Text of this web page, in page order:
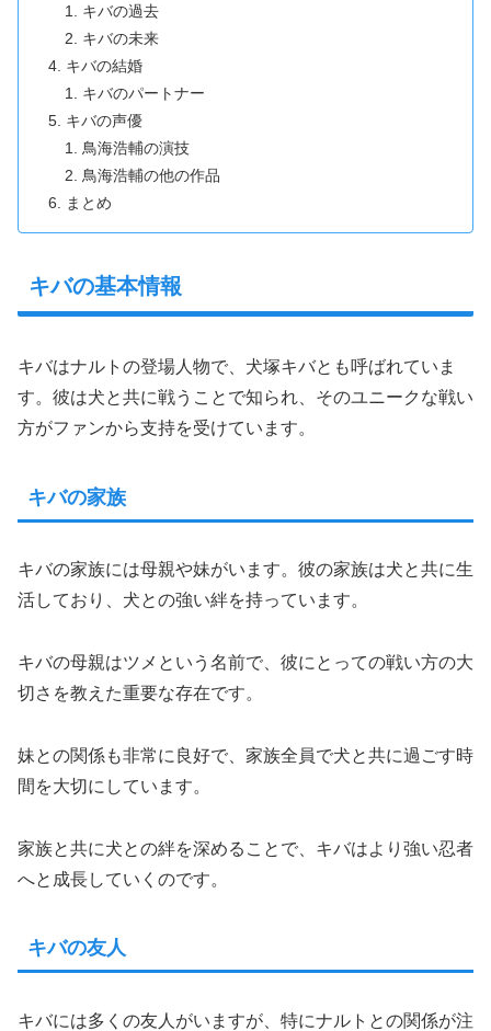
キバの過去
キバの未来
キバの結婚
キバのパートナー
キバの声優
鳥海浩輔の演技
鳥海浩輔の他の作品
まとめ
キバの基本情報
キバはナルトの登場人物で、犬塚キバとも呼ばれていま
す。彼は犬と共に戦うことで知られ、そのユニークな戦い
方がファンから支持を受けています。
キバの家族
キバの家族には母親や妹がいます。彼の家族は犬と共に生
活しており、犬との強い絆を持っています。
キバの母親はツメという名前で、彼にとっての戦い方の大
切さを教えた重要な存在です。
妹との関係も非常に良好で、家族全員で犬と共に過ごす時
間を大切にしています。
家族と共に犬との絆を深めることで、キバはより強い忍者
へと成長していくのです。
キバの友人
キバには多くの友人がいますが、特にナルトとの関係が注